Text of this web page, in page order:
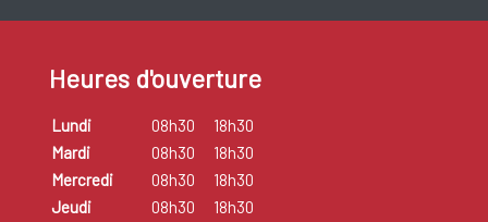
Heures d'ouverture
Lundi 08h30
18h30
Mardi
08h30
18h30
Mercredi
08h30
18h30
Jeudi
08h30
18h30